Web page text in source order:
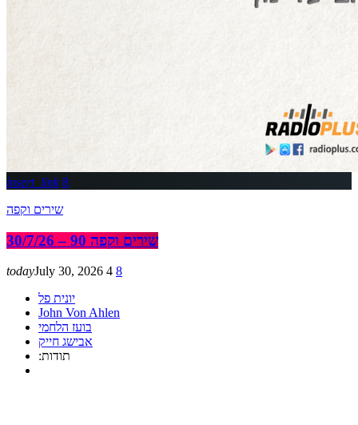
insert_link 8
שירים וקפה
שירים וקפה 90 – 30/7/26
todayJuly 30, 2026 4 8
יונית פל
John Von Ahlen
בועז הלחמי
אבישג חייק
:תודות